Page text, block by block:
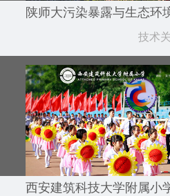
陕师大污染暴露与生态环
技术
西安建筑科技大学附属小